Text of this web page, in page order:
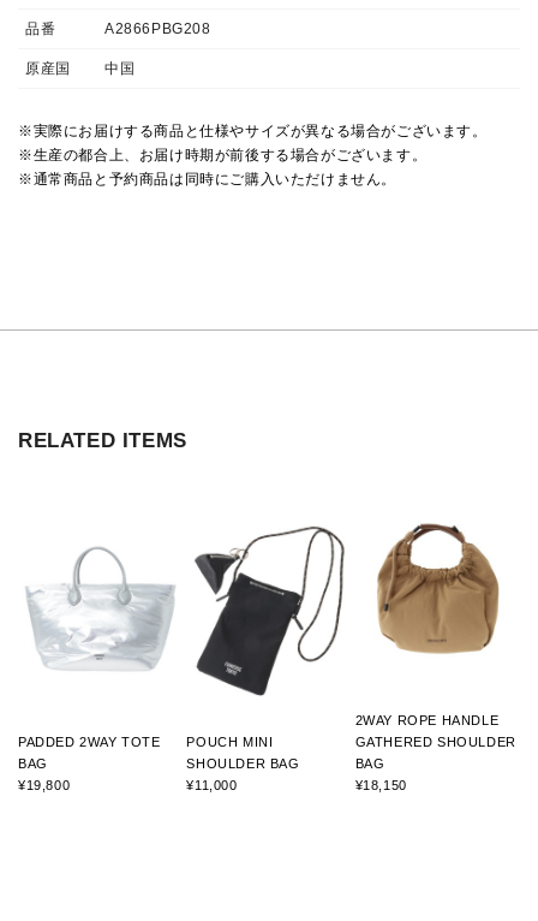
品番 A2866PBG208
原産国 中国
※実際にお届けする商品と仕様やサイズが異なる場合がございます。
※生産の都合上、お届け時期が前後する場合がございます。
※通常商品と予約商品は同時にご購入いただけません。
RELATED ITEMS
PADDED 2WAY TOTE
BAG
¥19,800
POUCH MINI
SHOULDER BAG
¥11,000
2WAY ROPE HANDLE
GATHERED SHOULDER
BAG
¥18,150